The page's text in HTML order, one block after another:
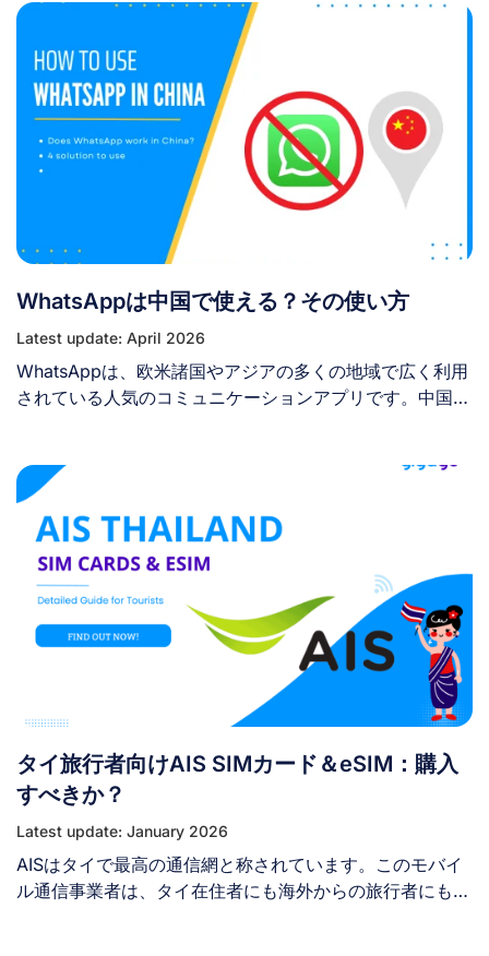
能です。 ホットスポット機能は非常に効果的ですが、管
理すべきいくつかのトレードオフがあります： 一部の通
信事業者はテザリングを制限する場合があるため、購入前
にeSIMプランの詳細を確認してください。 要するに、
eSIMのインターネット接続は共有可能ですが、eSIMプロ
ファイルそのものは共有できません。 [...]
とT-Mobileローミングを、各オプションの仕組み・購入
方法・インストール・アクティベーション・費用・互換性
などの観点から比較します。これにより、中国旅行に最適
なソリューションを見極めるお手伝いをします。 I. eSIM
とT-Mobileの中国ローミング比較 – 並列比較 T-Mobileの
多くのプランには国際ローミングが含まれています。中国
到着時、端末は自動的にT-Mobileの提携ネットワーク
（通常は中国移動または中国聯通）に接続します。 一
方、中国のeSIMは物理SIMカードを使用せずにモバイルデ
ータプランを即時ダウンロードできるデジタルSIMカード
ます。 以下に中国旅行におけるeSIMとT-Mobileローミン
グの簡易比較を示します。 Factor トラベルeSIM T-
Mobileローミング 購入方法 出発前/出発後にオンライン
で購入 現在のプランに組み込み済み；オプションの追加
パス 互換性 [...]
WhatsAppは中国で使える？その使い方
Latest update: April 2026
WhatsAppは、欧米諸国やアジアの多くの地域で広く利用
されている人気のコミュニケーションアプリです。中国へ
政府はプライバシーポリシーを理由にWhatsAppをブロッ
クしており、旅行者はこれらの制限を回避する方法を見つ
けるか、滞在中は別のメッセージングプラットフォームを
利用せざるを得ませんでした。 今年に入り、この方針は
変わったのでしょうか？ ここでは、中国における
WhatsAppの現状を探り、この魅力的な国を訪れる際にア
プリを効果的に利用する方法をご紹介します。 現在、中
国でWhatsAppは利用できますか？ いいえ、WhatsAppは
現在も中国では利用できません。このアプリは、2017年
からWhatsAppをブロックし、現在もその制限を維持して
グレート・ファイアウォール」によって、引き続きブロッ
クされています。 その結果、中国に滞在している際、
ーネット接続を使用している限り、ユーザーはメッセージ
の送受信、通話、その他の機能を利用することができませ
ん。 中国でWhatsAppは使えますか？ はい、中国でも
タイ旅行者向けAIS SIMカード＆eSIM：購入
すべきか？
Latest update: January 2026
AISはタイで最高の通信網と称されています。このモバイ
ル通信事業者は、タイ在住者にも海外からの旅行者にも広